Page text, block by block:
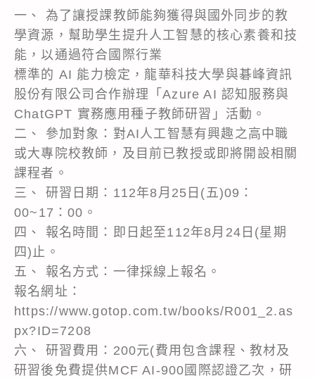
一、 為了讓授課教師能夠獲得與國外同步的教
學資源，幫助學生提升人工智慧的核心素養和技
能，以通過符合國際行業
標準的 AI 能力檢定，龍華科技大學與碁峰資訊
股份有限公司合作辦理「Azure AI 認知服務與
ChatGPT 實務應用種子教師研習」活動。
二、 參加對象：對AI人工智慧有興趣之高中職
或大專院校教師，及目前已教授或即將開設相關
課程者。
三、 研習日期：112年8月25日(五)09：
00~17：00。
四、 報名時間：即日起至112年8月24日(星期
四)止。
五、 報名方式：一律採線上報名。
報名網址：
https://www.gotop.com.tw/books/R001_2.as
px?ID=7208
六、 研習費用：200元(費用包含課程、教材及
研習後免費提供MCF AI-900國際認證乙次，研